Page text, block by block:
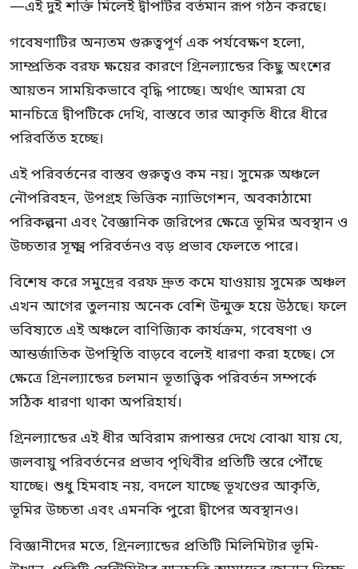
—এই দুই শক্তি মিলেই দ্বীপটির বর্তমান রূপ গঠন করছে।
গবেষণাটির অন্যতম গুরুত্বপূর্ণ এক পর্যবেক্ষণ হলো,
সাম্প্রতিক বরফ ক্ষয়ের কারণে গ্রিনল্যান্ডের কিছু অংশের
আয়তন সাময়িকভাবে বৃদ্ধি পাচ্ছে। অর্থাৎ আমরা যে
মানচিত্রে দ্বীপটিকে দেখি, বাস্তবে তার আকৃতি ধীরে ধীরে
পরিবর্তিত হচ্ছে।
এই পরিবর্তনের বাস্তব গুরুত্বও কম নয়। সুমেরু অঞ্চলে
নৌপরিবহন, উপগ্রহ ভিত্তিক ন্যাভিগেশন, অবকাঠামো
পরিকল্পনা এবং বৈজ্ঞানিক জরিপের ক্ষেত্রে ভূমির অবস্থান ও
উচ্চতার সূক্ষ্ম পরিবর্তনও বড় প্রভাব ফেলতে পারে।
বিশেষ করে সমুদ্রের বরফ দ্রুত কমে যাওয়ায় সুমেরু অঞ্চল
এখন আগের তুলনায় অনেক বেশি উন্মুক্ত হয়ে উঠছে। ফলে
ভবিষ্যতে এই অঞ্চলে বাণিজ্যিক কার্যক্রম, গবেষণা ও
আন্তর্জাতিক উপস্থিতি বাড়বে বলেই ধারণা করা হচ্ছে। সে
ক্ষেত্রে গ্রিনল্যান্ডের চলমান ভূতাত্ত্বিক পরিবর্তন সম্পর্কে
সঠিক ধারণা থাকা অপরিহার্য।
গ্রিনল্যান্ডের এই ধীর অবিরাম রূপান্তর দেখে বোঝা যায় যে,
জলবায়ু পরিবর্তনের প্রভাব পৃথিবীর প্রতিটি স্তরে পৌঁছে
যাচ্ছে। শুধু হিমবাহ নয়, বদলে যাচ্ছে ভূখণ্ডের আকৃতি,
ভূমির উচ্চতা এবং এমনকি পুরো দ্বীপের অবস্থানও।
বিজ্ঞানীদের মতে, গ্রিনল্যান্ডের প্রতিটি মিলিমিটার ভূমি-